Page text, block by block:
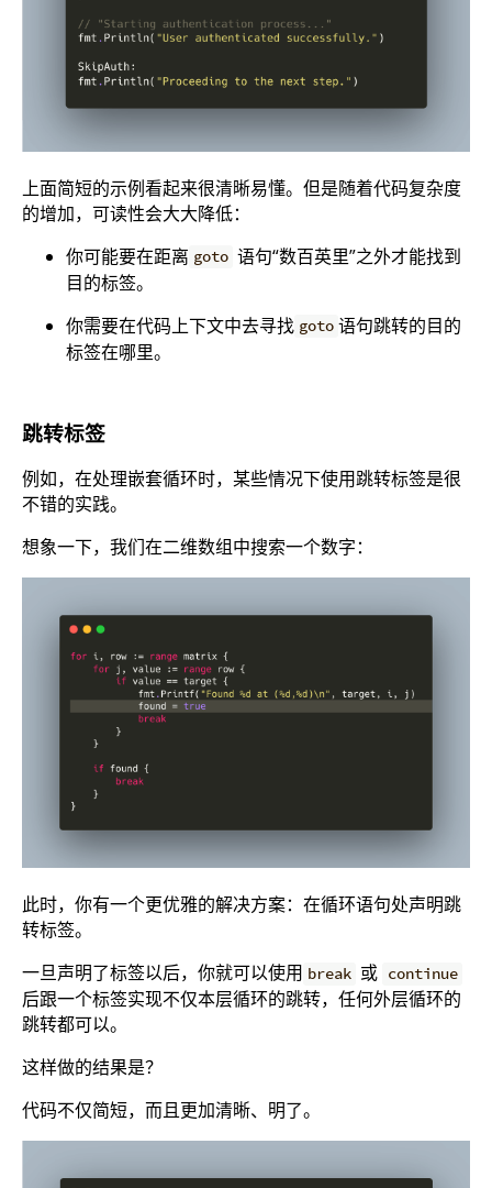
上面简短的示例看起来很清晰易懂。但是随着代码复杂度
的增加，可读性会大大降低：
你可能要在距离 goto 语句“数百英里”之外才能找到
目的标签。
你需要在代码上下文中去寻找 goto 语句跳转的目的
标签在哪里。
跳转标签
例如，在处理嵌套循环时，某些情况下使用跳转标签是很
不错的实践。
想象一下，我们在二维数组中搜索一个数字：
此时，你有一个更优雅的解决方案：在循环语句处声明跳
转标签。
一旦声明了标签以后，你就可以使用 break 或 continue
后跟一个标签实现不仅本层循环的跳转，任何外层循环的
跳转都可以。
这样做的结果是？
代码不仅简短，而且更加清晰、明了。